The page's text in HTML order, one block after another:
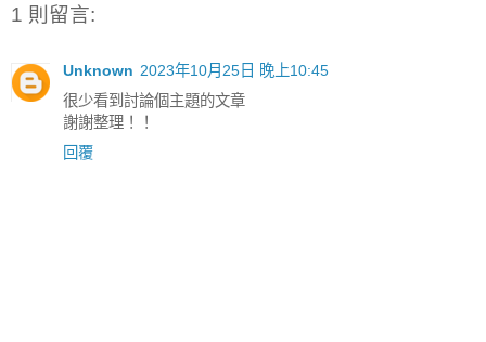
1 則留言:
Unknown 2023年10月25日 晚上10:45
很少看到討論個主題的文章
謝謝整理！！
回覆